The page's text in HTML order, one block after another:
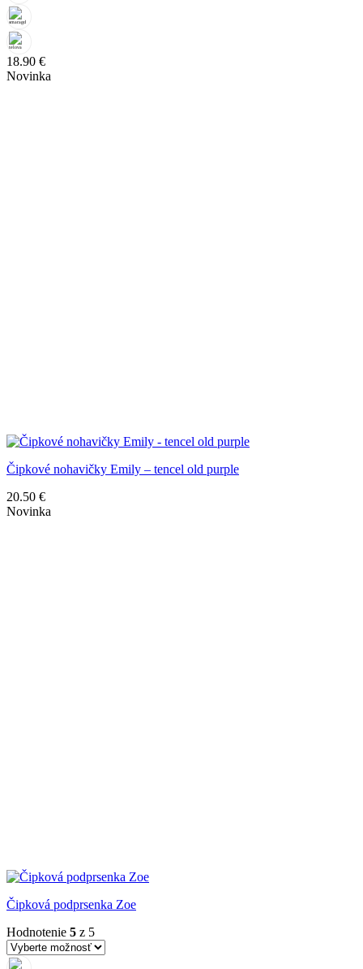
18.90 €
Novinka
Čipkové nohavičky Emily – tencel old purple
20.50 €
Novinka
Čipková podprsenka Zoe
Hodnotenie 5 z 5